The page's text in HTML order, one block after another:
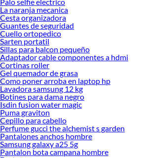
Palo selfie electrico
La naranja mecanica
Cesta organizadora
Guantes de seguridad
Cuello ortopedico
Sarten portatil
Sillas para balcon pequeño
Adaptador cable componentes a hdmi
Cortinas roller
Gel quemador de grasa
Como poner arroba en laptop hp
Lavadora samsung 12 kg
Botines para dama negro
Isdin fusion water magic
Puma graviton
Cepillo para cabello
Perfume gucci the alchemist s garden
Pantalones anchos hombre
Samsung galaxy a25 5g
Pantalon bota campana hombre